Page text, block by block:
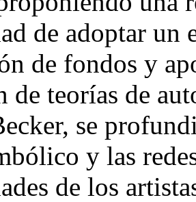
de adoptar
de fondos y
de teorías de
se
y las
de los